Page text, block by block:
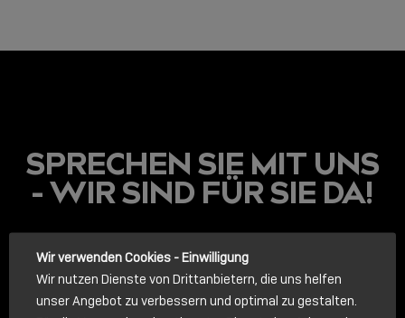
LINDY ACADEMY
JETZT ONLINE
VERFÜGBAR: DIE
SPRECHEN SIE MIT UNS
- WIR SIND FÜR SIE DA!
Wir verwenden Cookies - Einwilligung
Wir nutzen Dienste von Drittanbietern, die uns helfen
unser Angebot zu verbessern und optimal zu gestalten.